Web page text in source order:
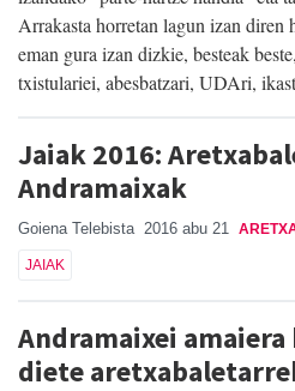
Arrakasta horretan lagun izan diren
eman gura izan dizkie, besteak
txistulariei, abesbatzari, UDAri,
Jaiak 2016:
Andramaixak
Goiena Telebista 2016 abu 21
JAIAK
Andramaixei
diete